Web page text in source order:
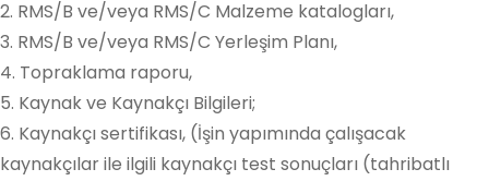
2. RMS/B ve/veya RMS/C Malzeme katalogları,
3. RMS/B ve/veya RMS/C Yerleşim Planı,
4. Topraklama raporu,
5. Kaynak ve Kaynakçı Bilgileri;
6. Kaynakçı sertifikası, (İşin yapımında çalışacak
kaynakçılar ile ilgili kaynakçı test sonuçları (tahribatlı